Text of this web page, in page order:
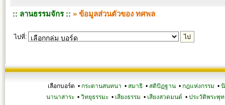
:: ลานธรรมจักร :: » ข้อมูลส่วนตัวของ ทศพล
ไปที่:
เลือกบอร์ด • กระดานสนทนา • สมาธิ • สติปัฏฐาน • กฎแห่งกรรม •
นานาสาระ• วิทยุธรรมะ• เสียงธรรม • เสียงสวดมนต์ • ประวัติพระพุท